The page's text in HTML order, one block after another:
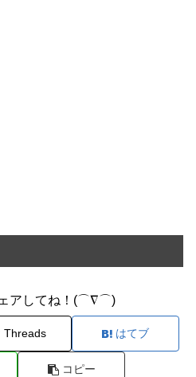
アしてね！(⌒∇⌒)
Threads はてブ
コピー